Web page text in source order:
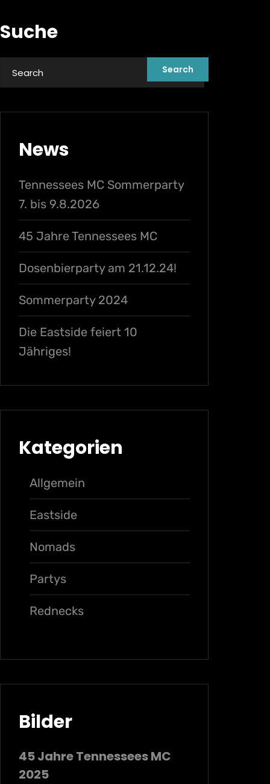
Suche
News
Tennessees MC Sommerparty
7. bis 9.8.2026
45 Jahre Tennessees MC
Dosenbierparty am 21.12.24!
Sommerparty 2024
Die Eastside feiert 10
Jähriges!
Kategorien
Allgemein
Eastside
Nomads
Partys
Rednecks
Bilder
45 Jahre Tennessees MC
2025